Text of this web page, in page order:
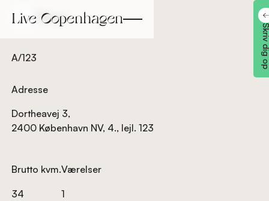
Tilbage
A/123
Adresse
Dortheavej 3,
2400 København NV, 4., lejl. 123
Brutto kvm.
34
Værelser
1